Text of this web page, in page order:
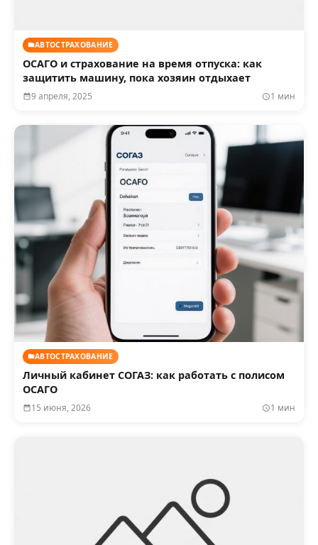
АВТОСТРАХОВАНИЕ
ОСАГО и страхование на время отпуска: как
защитить машину, пока хозяин отдыхает
9 апреля, 2025 1 мин
АВТОСТРАХОВАНИЕ
Личный кабинет СОГАЗ: как работать с полисом
ОСАГО
15 июня, 2026 1 мин